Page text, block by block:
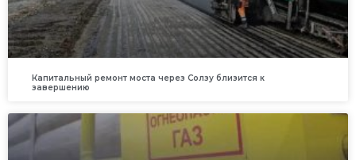
Капитальный ремонт моста через Солзу близится к
завершению